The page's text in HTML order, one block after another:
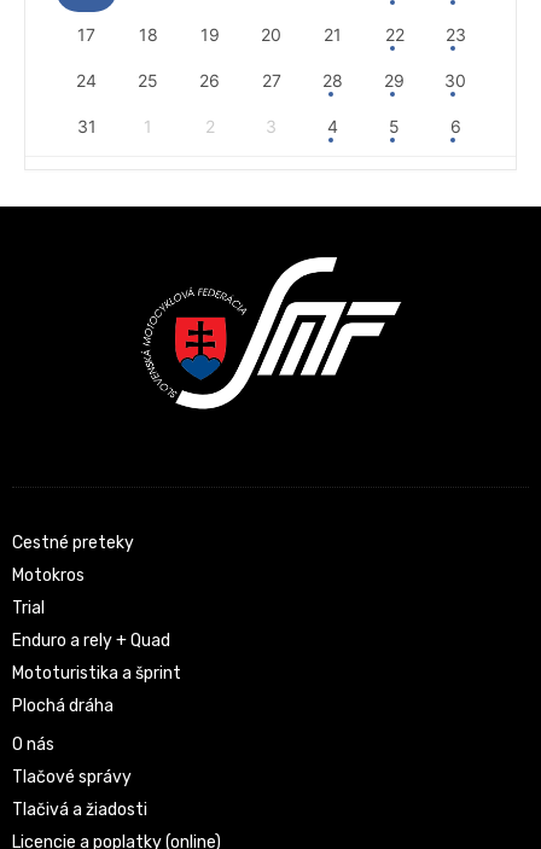
17 18 19 20 21 22 23
24 25 26 27 28 29 30
31 1 2 3 4 5 6
Cestné preteky
Motokros
Trial
Enduro a rely + Quad
Mototuristika a šprint
Plochá dráha
O nás
Tlačové správy
Tlačivá a žiadosti
Licencie a poplatky (online)